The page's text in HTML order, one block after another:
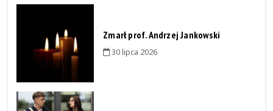
Zmarł prof. Andrzej Jankowski
30 lipca 2026